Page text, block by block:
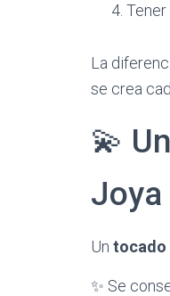
​Tener
​La
se crea
​💫 Un
Joya
​Un tocado
​✨ Se